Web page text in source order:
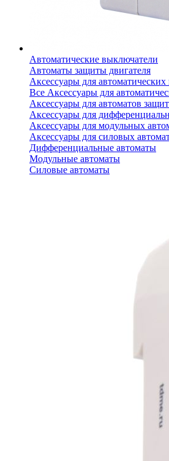
Автоматические выключатели
Автоматы защиты двигателя
Аксессуары для
Все Аксессуары для
Аксессуары для автоматов
Аксессуары для
Аксессуары для модульных
Аксессуары для силовых
Дифференциальные автоматы
Модульные автоматы
Силовые автоматы